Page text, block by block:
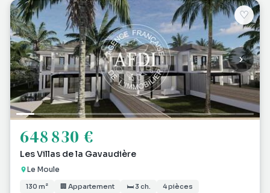
♡
648 830 €
Les Villas de la Gavaudière
Le Moule
130 m² 🏢 Appartement 🛏 3 ch. 4 pièces